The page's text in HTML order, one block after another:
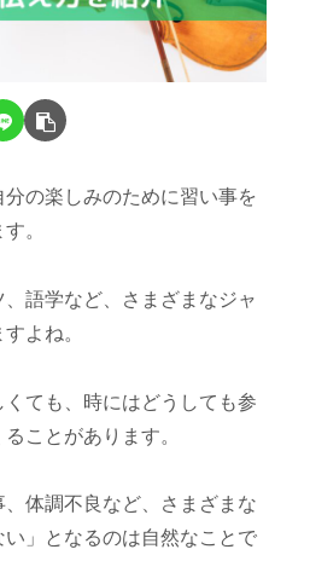
の楽しみのために習い事を
。
語学など、さまざまなジャ
よね。
ても、時にはどうしても参
ことがあります。
体調不良など、さまざまな
」となるのは自然なことで